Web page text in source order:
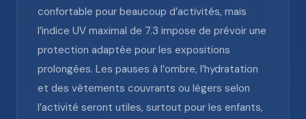
confortable pour beaucoup d’activités, mais
l’indice UV maximal de 7.3 impose de prévoir une
protection adaptée pour les expositions
prolongées. Les pauses à l’ombre, l’hydratation
et des vêtements couvrants ou légers selon
l’activité seront utiles, surtout pour les enfants,